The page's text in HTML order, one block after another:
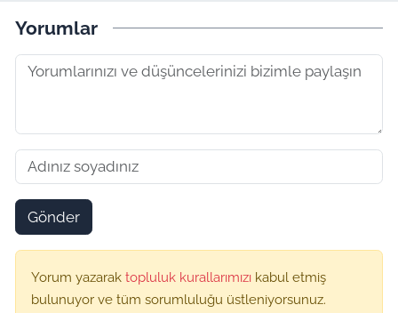
Yorumlar
Gönder
Yorum yazarak topluluk kurallarımızı kabul etmiş
bulunuyor ve tüm sorumluluğu üstleniyorsunuz.